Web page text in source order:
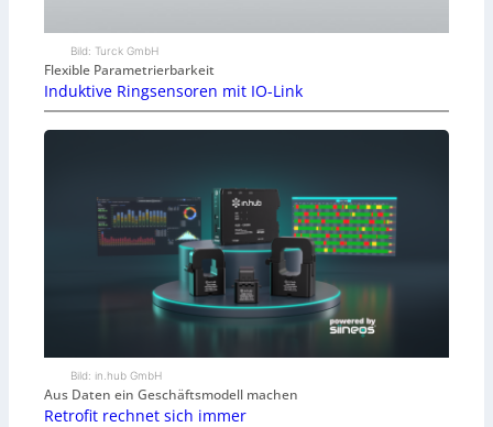
Bild: Turck GmbH
Flexible Parametrierbarkeit
Induktive Ringsensoren mit IO-Link
Bild: in.hub GmbH
Aus Daten ein Geschäftsmodell machen
Retrofit rechnet sich immer